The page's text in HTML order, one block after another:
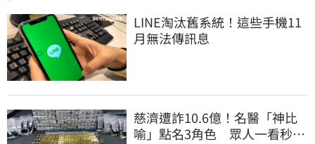
LINE淘汰舊系統！這些手機11
月無法傳訊息
慈濟遭詐10.6億！名醫「神比
喻」點名3角色 眾人一看秒懂